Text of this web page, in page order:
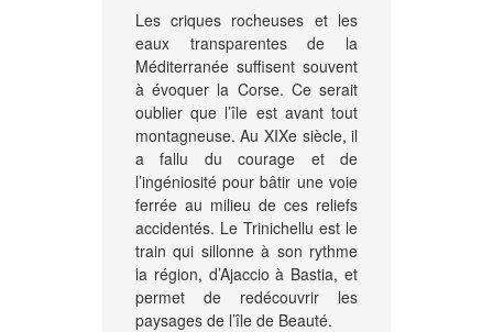
Les criques rocheuses et les
eaux transparentes de la
Méditerranée suffisent souvent
à évoquer la Corse. Ce serait
oublier que l’île est avant tout
montagneuse. Au XIXe siècle, il
a fallu du courage et de
l’ingéniosité pour bâtir une voie
ferrée au milieu de ces reliefs
accidentés. Le Trinichellu est le
train qui sillonne à son rythme
la région, d’Ajaccio à Bastia, et
permet de redécouvrir les
paysages de l’île de Beauté.